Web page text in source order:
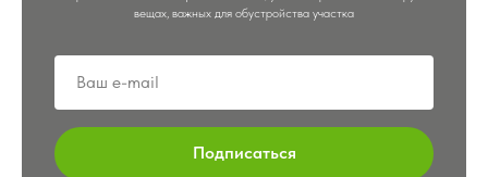
вещах, важных для обустройства участка
Подписаться